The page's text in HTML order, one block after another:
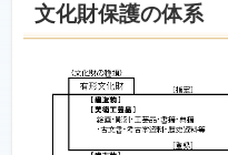
文化財保護の体系